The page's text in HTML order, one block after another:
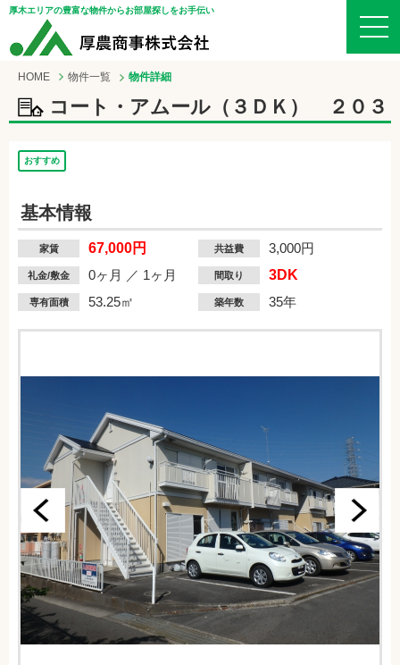
厚木エリアの豊富な物件からお部屋探しをお手伝い
HOME 物件一覧 物件詳細
コート・アムール（３ＤＫ） ２０３
おすすめ
基本情報
家賃 67,000円 共益費 3,000円
礼金/敷金 0ヶ月 ／ 1ヶ月 間取り 3DK
専有面積 53.25㎡ 築年数 35年